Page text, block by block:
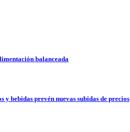
balanceada
bebidas prevén nuevas subidas de precios